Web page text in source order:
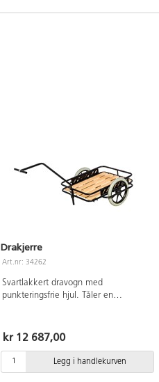
Drakjerre
Art.nr: 34262
Svartlakkert dravogn med
punkteringsfrie hjul. Tåler en
160x91xh90 cm. Vekt 23 kg.
kr 12 687,00
Legg i handlekurven